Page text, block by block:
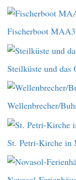
Fischerboot
Steilküste und das
Wellenbrecher/
St. Petri-Kirche in